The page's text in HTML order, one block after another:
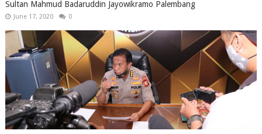
Sultan Mahmud Badaruddin Jayowikramo Palembang
June 17, 2020 0